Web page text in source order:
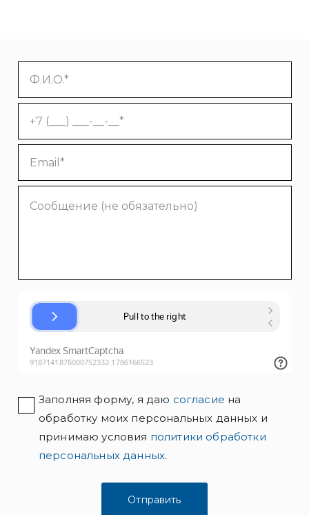
Заполняя форму, я даю согласие на
обработку моих персональных данных и
принимаю условия политики обработки
персональных данных.